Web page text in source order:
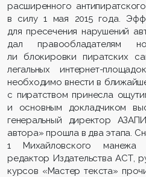
расширенного
в силу 1 мая 2015 года.
для пресечения нарушений
дал правообладателям
ли блокировки пиратских
легальных интернет-
необходимо внести в
с пиратством принесла
и основным докладчиком
генеральный директор
автора» прошла в два этапа.
1 Михайловского манежа
редактор Издательства АСТ,
курсов «Мастер текста»